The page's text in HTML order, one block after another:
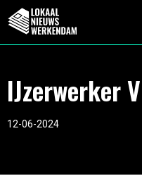
IJzerwerker
12-06-2024